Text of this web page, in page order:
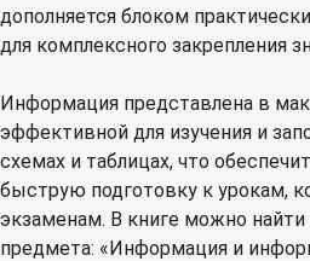
дополняется блоком
для комплексного закрепления
Информация представлена в
эффективной для изучения и
схемах и таблицах, что
быструю подготовку к урокам,
экзаменам. В книге можно
предмета: «Информация и